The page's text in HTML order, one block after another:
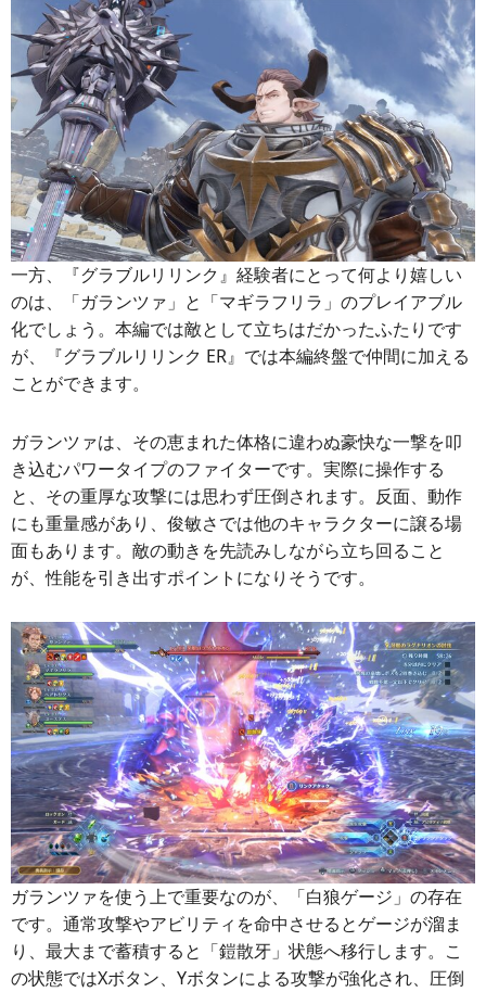
一方、『グラブルリリンク』経験者にとって何より嬉しい
のは、「ガランツァ」と「マギラフリラ」のプレイアブル
化でしょう。本編では敵として立ちはだかったふたりです
が、『グラブルリリンク ER』では本編終盤で仲間に加える
ことができます。
ガランツァは、その恵まれた体格に違わぬ豪快な一撃を叩
き込むパワータイプのファイターです。実際に操作する
と、その重厚な攻撃には思わず圧倒されます。反面、動作
にも重量感があり、俊敏さでは他のキャラクターに譲る場
面もあります。敵の動きを先読みしながら立ち回ること
が、性能を引き出すポイントになりそうです。
ガランツァを使う上で重要なのが、「白狼ゲージ」の存在
です。通常攻撃やアビリティを命中させるとゲージが溜ま
り、最大まで蓄積すると「鎧散牙」状態へ移行します。こ
の状態ではXボタン、Yボタンによる攻撃が強化され、圧倒